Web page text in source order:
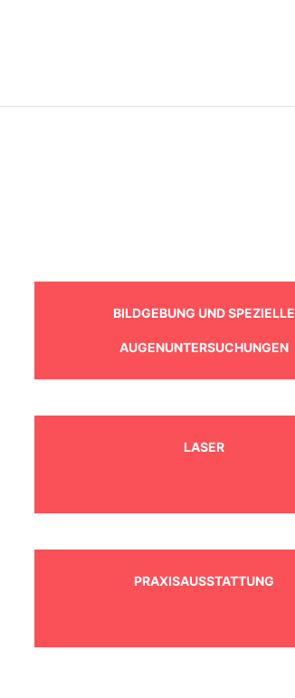
BILDGEBUNG UND SPEZIELLE
AUGENUNTERSUCHUNGEN
LASER
PRAXISAUSSTATTUNG